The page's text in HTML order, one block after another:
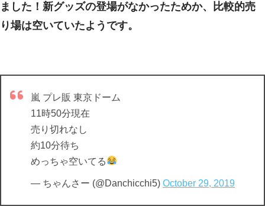
ました！新グッズの登場がなかったためか、比較的売
り場は空いていたようです。
嵐 プレ販 東京ドーム
11時50分現在
売り切れなし
約10分待ち
めっちゃ空いてる
— ちゃんさー (@Danchicchi5) October 29, 2019